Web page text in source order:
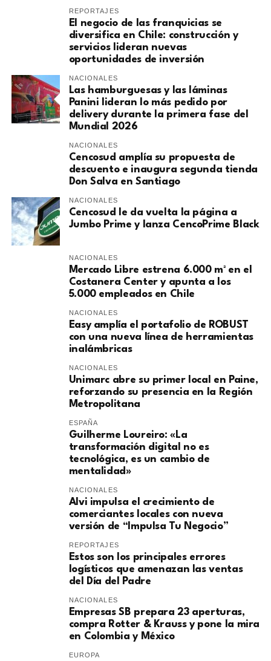
REPORTAJES
El negocio de las franquicias se
diversifica en Chile: construcción y
servicios lideran nuevas
oportunidades de inversión
NACIONALES
Las hamburguesas y las láminas
Panini lideran lo más pedido por
delivery durante la primera fase del
Mundial 2026
NACIONALES
Cencosud amplía su propuesta de
descuento e inaugura segunda tienda
Don Salva en Santiago
NACIONALES
Cencosud le da vuelta la página a
Jumbo Prime y lanza CencoPrime Black
NACIONALES
Mercado Libre estrena 6.000 m² en el
Costanera Center y apunta a los
5.000 empleados en Chile
NACIONALES
Easy amplía el portafolio de ROBUST
con una nueva línea de herramientas
inalámbricas
NACIONALES
Unimarc abre su primer local en Paine,
reforzando su presencia en la Región
Metropolitana
ESPAÑA
Guilherme Loureiro: «La
transformación digital no es
tecnológica, es un cambio de
mentalidad»
NACIONALES
Alvi impulsa el crecimiento de
comerciantes locales con nueva
versión de “Impulsa Tu Negocio”
REPORTAJES
Estos son los principales errores
logísticos que amenazan las ventas
del Día del Padre
NACIONALES
Empresas SB prepara 23 aperturas,
compra Rotter & Krauss y pone la mira
en Colombia y México
EUROPA